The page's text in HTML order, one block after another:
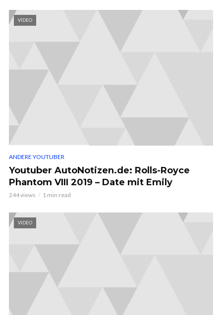
VIDEO
ANDERE YOUTUBER
Youtuber AutoNotizen.de: Rolls-Royce
Phantom VIII 2019 – Date mit Emily
244 views 1 min read
VIDEO